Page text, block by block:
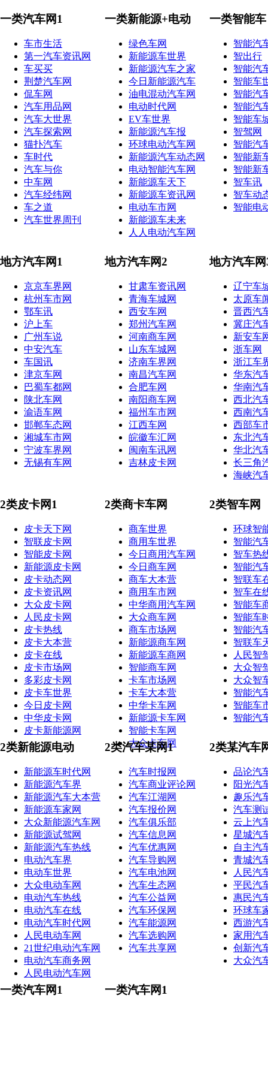
一类汽车网1
车市生活
第一汽车资讯网
车买买
荆楚汽车网
侃车网
汽车用品网
汽车大世界
汽车探索网
猫扑汽车
车时代
汽车与你
中车网
汽车经纬网
车之道
汽车世界周刊
一类新能源+电动
绿色车网
新能源车世界
新能源汽车之家
今日新能源汽车
油电混动汽车网
电动时代网
EV车世界
新能源汽车报
环球电动汽车网
新能源汽车动态网
电动智能汽车网
新能源车天下
新能源车资讯网
电动车市网
新能源车未来
人人电动汽车网
一类智能车
智能汽
智出行
智能汽
智能车
智能汽
智能汽
智能车
智驾网
智能汽
智能新
智能新
智车讯
智车动
智能电
地方汽车网1
京京车界网
杭州车市网
鄂车讯
沪上车
广州车说
中安汽车
车国讯
津京车网
巴蜀车都网
陕北车网
渝语车网
邯郸车态网
湘城车市网
宁波车界网
无锡有车网
地方汽车网2
甘肃车资讯网
青海车城网
西安车网
郑州汽车网
河南商车网
山东车城网
济南车界网
南昌汽车网
合肥车网
南阳商车网
福州车市网
江西车网
皖徽车汇网
闽南车讯网
吉林皮卡网
地方汽车网
辽宁车
太原车
晋西汽
冀庄汽
新安车
浙车网
浙江车
华东汽
华南汽
西北汽
西南汽
西部车
东北汽
华北汽
长三角
海峡汽
2类皮卡网1
皮卡天下网
智联皮卡网
智能皮卡网
新能源皮卡网
皮卡动态网
皮卡资讯网
大众皮卡网
人民皮卡网
皮卡热线
皮卡大本营
皮卡在线
皮卡市场网
多彩皮卡网
皮卡车世界
今日皮卡网
中华皮卡网
皮卡新能源网
2类商卡车网
商车世界
商用车世界
今日商用汽车网
今日商车网
商车大本营
商用车市网
中华商用汽车网
大众商车网
商车市场网
新能源商车网
新能源车商网
智能商车网
卡车市场网
卡车大本营
中华卡车网
新能源卡车网
智能卡车网
大众卡车网
2类智车网
环球智
智能汽
智车热
智能汽
智联车
智车在
智能车
智能车
智能汽
智联车
人民智
大众智
大众智
智能汽
智能车
智能汽
2类新能源电动
新能源车时代网
新能源汽车界
新能源汽车大本营
新能源车家网
大众新能源汽车网
新能源试驾网
新能源汽车热线
电动汽车界
电动车世界
大众电动车网
电动汽车热线
电动汽车在线
电动汽车时代网
人民电动车网
21世纪电动汽车网
电动汽车商务网
人民电动汽车网
2类汽车某网1
汽车时报网
汽车商业评论网
汽车江湖网
汽车报价网
汽车俱乐部
汽车信息网
汽车优惠网
汽车导购网
汽车电池网
汽车生态网
汽车公益网
汽车环保网
汽车能源网
汽车选购网
汽车共享网
2类某汽车
品论汽
阳光汽
趣乐汽
汽车测
云上汽
星城汽
自主汽
青城汽
人民汽
平民汽
惠民汽
环球车
西游汽
家用汽
创新汽
大众汽
一类汽车网1 一类汽车网1